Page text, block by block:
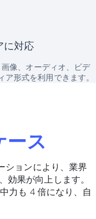
に対応
像、オーディオ、ビデ
形式を利用できます。
ース
ションにより、業界
効果が向上します。
力も 4 倍になり、自